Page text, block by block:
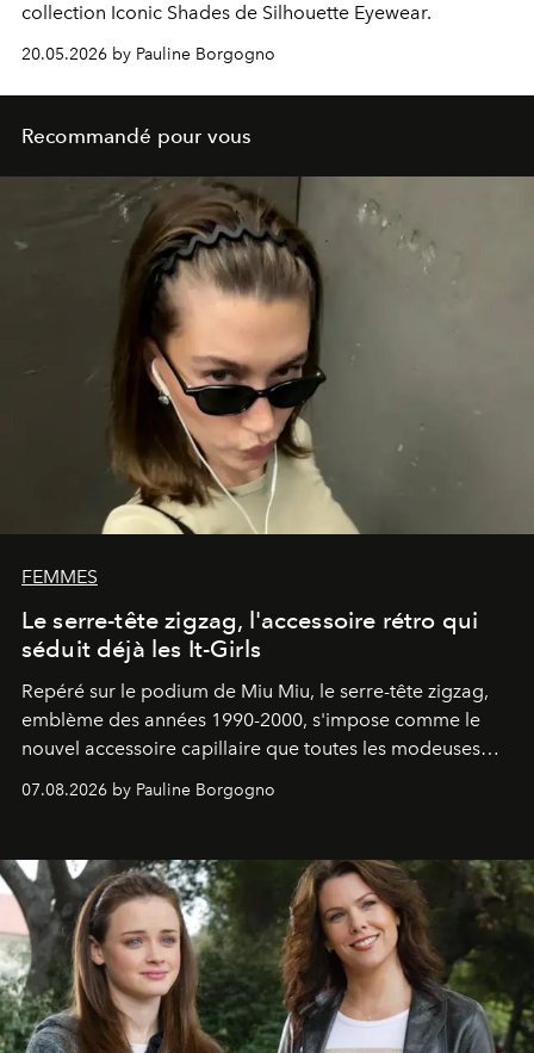
collection Iconic Shades de Silhouette Eyewear.
20.05.2026 by Pauline Borgogno
Recommandé pour vous
FEMMES
Le serre-tête zigzag, l'accessoire rétro qui
séduit déjà les It-Girls
Repéré sur le podium de Miu Miu, le serre-tête zigzag,
emblème des années 1990-2000, s'impose comme le
nouvel accessoire capillaire que toutes les modeuses
s'arrachent déjà.
07.08.2026 by Pauline Borgogno